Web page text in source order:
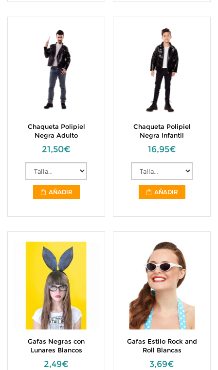
Chaqueta Polipiel
Negra Adulto
21,50€
AÑADIR
Chaqueta Polipiel
Negra Infantil
16,95€
AÑADIR
Gafas Negras con
Lunares Blancos
2,49€
Gafas Estilo Rock and
Roll Blancas
3,69€